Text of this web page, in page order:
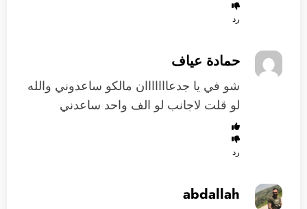
رد
حمادة عياف
شو في يا جدعااااااان مالكو ساعدوني والله
لو قلت لاجانب لو الف واحد ساعدني
رد
abdallah